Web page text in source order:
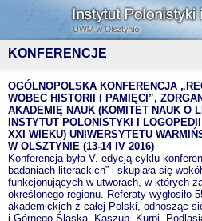
KONFERENCJE
OGÓLNOPOLSKA KONFERENCJA
WOBEC HISTORII I PAMIĘCI”,
AKADEMIĘ NAUK (KOMITET NAUK O
INSTYTUT POLONISTYKI I
XXI WIEKU) UNIWERSYTETU
W OLSZTYNIE (13-14 IV 2016)
Konferencja była V. edycją cyklu
badaniach literackich” i skupiała się
funkcjonujących w utworach, w których
określonego regionu. Referaty wygłosiło
akademickich z całej Polski, odnosząc
i Górnego Śląska, Kaszub, Kurpi,